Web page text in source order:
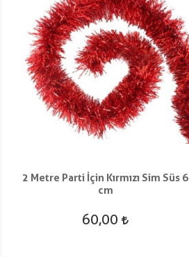
2 Metre Parti İçin Kırmızı Sim Süs 6
cm
60,00